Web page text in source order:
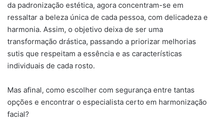
da padronização estética, agora concentram-se em
ressaltar a beleza única de cada pessoa, com delicadeza e
harmonia. Assim, o objetivo deixa de ser uma
transformação drástica, passando a priorizar melhorias
sutis que respeitam a essência e as características
individuais de cada rosto.
Mas afinal, como escolher com segurança entre tantas
opções e encontrar o especialista certo em harmonização
facial?